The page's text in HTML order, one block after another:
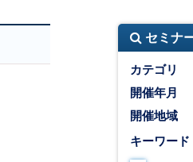
セミナ
カテゴリ
開催年月
開催地域
キーワード